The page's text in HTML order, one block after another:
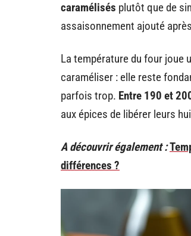
caramélisés plutôt que de
assaisonnement ajouté
La température du four joue
caraméliser : elle reste
parfois trop. Entre 190 et
aux épices de libérer leurs
A découvrir également :
différences ?